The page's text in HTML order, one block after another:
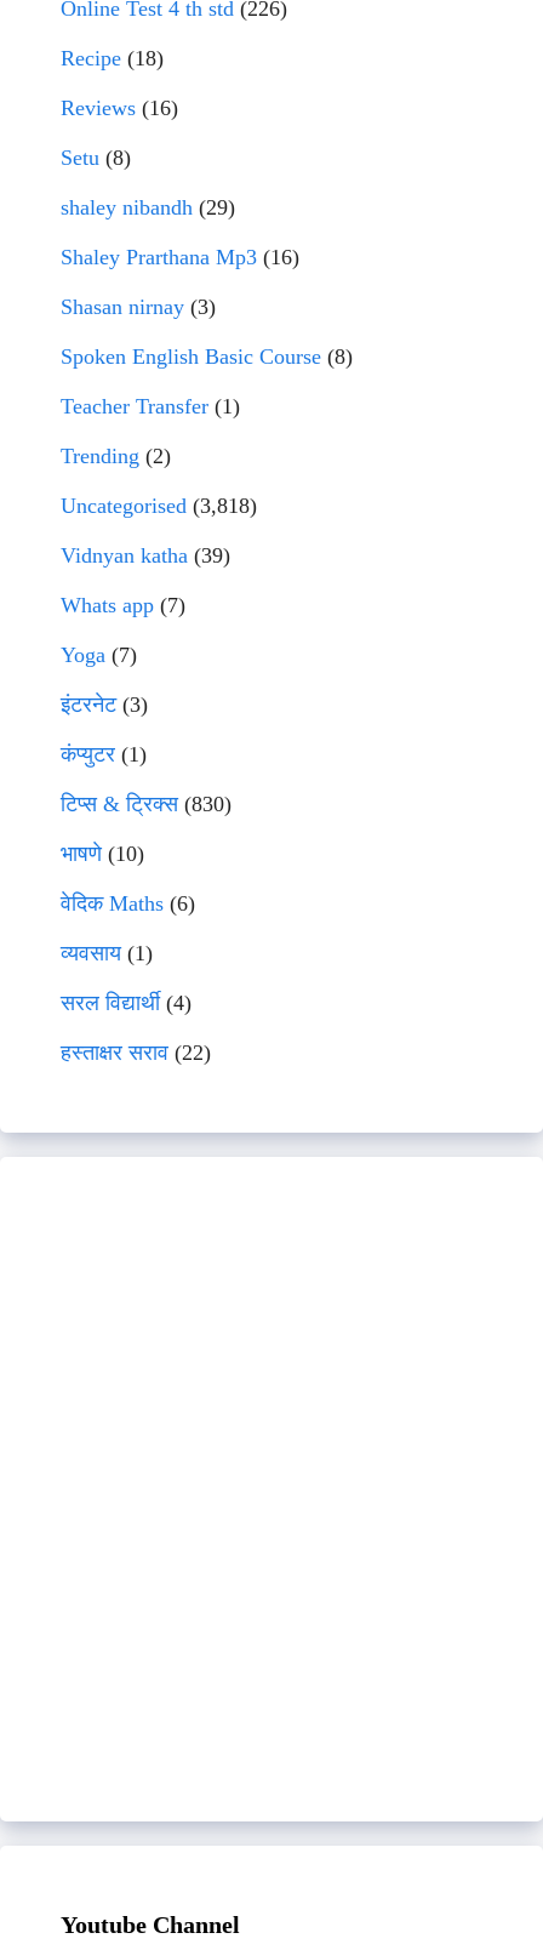
Online Test 4 th std (226)
Recipe (18)
Reviews (16)
Setu (8)
shaley nibandh (29)
Shaley Prarthana Mp3 (16)
Shasan nirnay (3)
Spoken English Basic Course (8)
Teacher Transfer (1)
Trending (2)
Uncategorised (3,818)
Vidnyan katha (39)
Whats app (7)
Yoga (7)
इंटरनेट(3)
कंप्युटर (1)
टिप्स & ट्रिक्स(830)
भाषणे(10)
वेदिक Maths (6)
व्यवसाय(1)
सरल विद्यार्थी(4)
हस्ताक्षर सराव (22)
Youtube Channel